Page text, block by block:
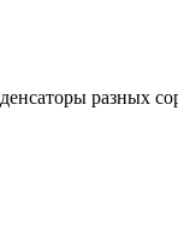
разных